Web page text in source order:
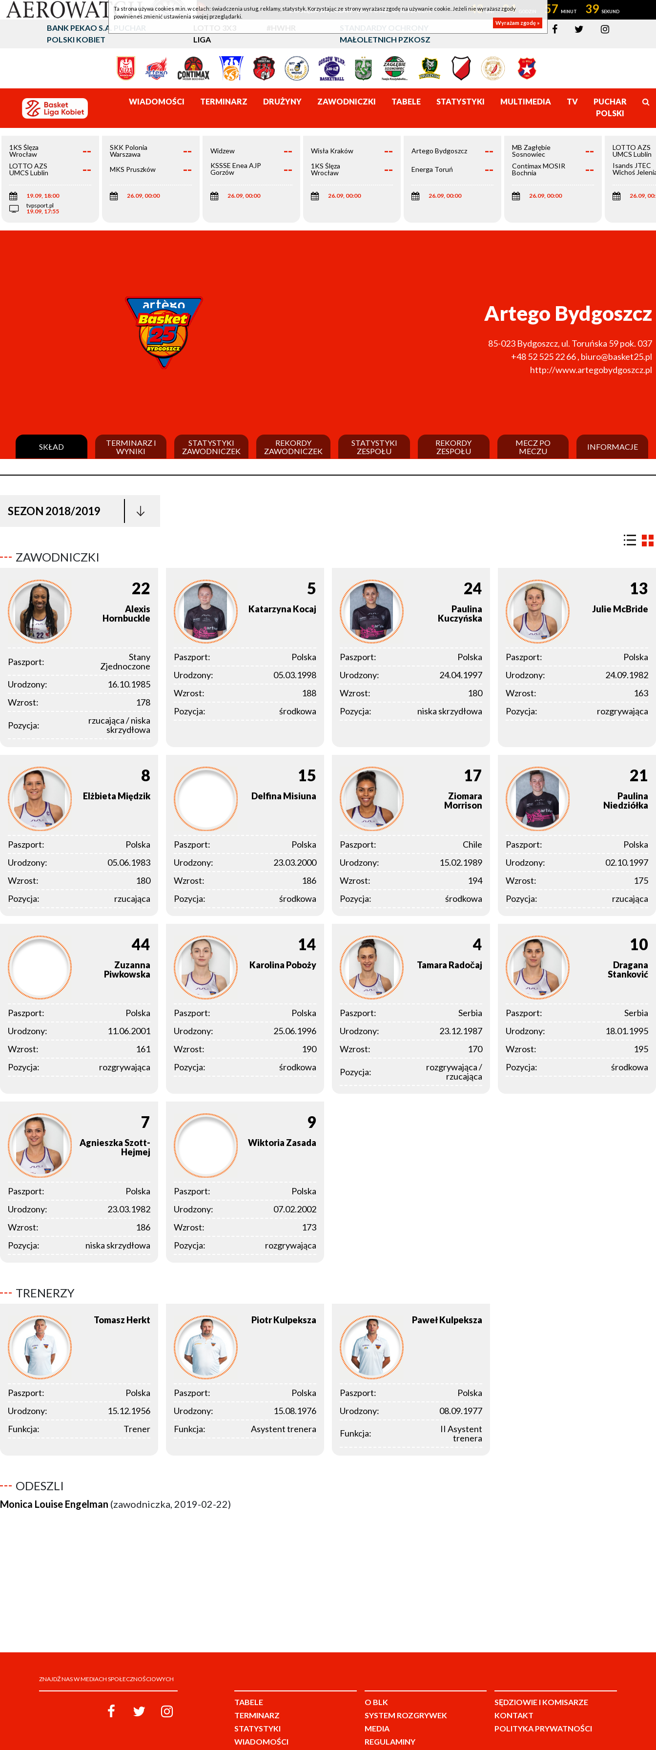
1KS ŚLĘZA WROCŁAW - LOTTO AZS UMCS LUBLIN 43 04 57 38
BANK PEKAO S.A. PUCHAR
POLSKI KOBIET
LOTTO 3X3
LIGA
#HWHR
STANDARDY OCHRONY
MAŁOLETNICH PZKOSZ
WIADOMOŚCI TERMINARZ DRUŻYNY ZAWODNICZKI TABELE STATYSTYKI MULTIMEDIA TV
PUCHAR
POLSKI
1KS Ślęza
Wrocław
--
LOTTO AZS
UMCS Lublin
--
19.09, 18:00
tvpsport.pl
19.09, 17:55
SKK Polonia
Warszawa
--
MKS Pruszków --
26.09, 00:00
Widzew --
KSSSE Enea AJP
Gorzów
--
26.09, 00:00
Wisła Kraków --
1KS Ślęza
Wrocław
--
26.09, 00:00
Artego Bydgoszcz --
Energa Toruń --
26.09, 00:00
MB Zagłębie
Sosnowiec
--
Contimax MOSIR
Bochnia
--
26.09, 00:00
LOTTO AZS
UMCS Lublin
Isands JTEC
Wichoś
26.09,
Artego Bydgoszcz
85-023 Bydgoszcz, ul. Toruńska 59 pok. 037
+48 52 525 22 66, biuro@basket25.pl
http://www.artegobydgoszcz.pl
SKŁAD
TERMINARZ I
WYNIKI
STATYSTYKI
ZAWODNICZEK
REKORDY
ZAWODNICZEK
STATYSTYKI
ZESPOŁU
REKORDY
ZESPOŁU
MECZ PO
MECZU
INFORMACJE
SEZON 2018/2019
ZAWODNICZKI
22
Alexis
Hornbuckle
Paszport:
Stany
Zjednoczone
Urodzony:
16.10.1985
Wzrost:
178
Pozycja:
rzucająca / niska
skrzydłowa
5
Katarzyna Kocaj
Paszport:
Polska
Urodzony:
05.03.1998
Wzrost:
188
Pozycja:
środkowa
24
Paulina
Kuczyńska
Paszport:
Polska
Urodzony:
24.04.1997
Wzrost:
180
Pozycja:
niska skrzydłowa
13
Julie McBride
Paszport:
Polska
Urodzony:
24.09.1982
Wzrost:
163
Pozycja:
rozgrywająca
8
Elżbieta Międzik
Paszport:
Polska
Urodzony:
05.06.1983
Wzrost:
180
Pozycja:
rzucająca
15
Delfina Misiuna
Paszport:
Polska
Urodzony:
23.03.2000
Wzrost:
186
Pozycja:
środkowa
17
Ziomara
Morrison
Paszport:
Chile
Urodzony:
15.02.1989
Wzrost:
194
Pozycja:
środkowa
21
Paulina
Niedziółka
Paszport:
Polska
Urodzony:
02.10.1997
Wzrost:
175
Pozycja:
rzucająca
44
Zuzanna
Piwkowska
Paszport:
Polska
Urodzony:
11.06.2001
Wzrost:
161
Pozycja:
rozgrywająca
14
Karolina Poboży
Paszport:
Polska
Urodzony:
25.06.1996
Wzrost:
190
Pozycja:
środkowa
4
Tamara Radočaj
Paszport:
Serbia
Urodzony:
23.12.1987
Wzrost:
170
Pozycja:
rozgrywająca /
rzucająca
10
Dragana
Stanković
Paszport:
Serbia
Urodzony:
18.01.1995
Wzrost:
195
Pozycja:
środkowa
7
AgnieszkaSzott-
Hejmej
Paszport:
Polska
Urodzony:
23.03.1982
Wzrost:
186
Pozycja:
niska skrzydłowa
9
Wiktoria Zasada
Paszport:
Polska
Urodzony:
07.02.2002
Wzrost:
173
Pozycja:
rozgrywająca
TRENERZY
Tomasz Herkt
Paszport:
Polska
Urodzony:
15.12.1956
Funkcja:
Trener
PiotrKulpeksza
Paszport:
Polska
Urodzony:
15.08.1976
Funkcja:
Asystent trenera
PawełKulpeksza
Paszport:
Polska
Urodzony:
08.09.1977
Funkcja:
II Asystent
trenera
ODESZLI
Monica Louise Engelman (zawodniczka, 2019-02-22)
ZNAJDŹ NAS W MEDIACH SPOŁECZNOŚCIOWYCH
TABELE
TERMINARZ
STATYSTYKI
WIADOMOŚCI
O BLK
SYSTEM ROZGRYWEK
MEDIA
REGULAMINY
SĘDZIOWIE I KOMISARZE
KONTAKT
POLITYKA PRYWATNOŚCI
Ta strona używa cookies m.in. w celach: świadczenia usług, reklamy, statystyk. Korzystając ze strony wyrażasz zgodę na używanie cookie. Jeżeli nie wyrażasz zgody
powinieneś zmienić ustawienia swojej przeglądarki.
Wyrażam zgodę »